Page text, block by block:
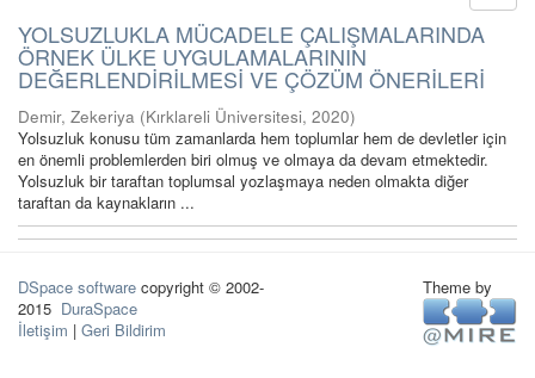
YOLSUZLUKLA MÜCADELE ÇALIŞMALARINDA
ÖRNEK ÜLKE UYGULAMALARININ
DEĞERLENDİRİLMESİ VE ÇÖZÜM ÖNERİLERİ
Demir, Zekeriya (Kırklareli Üniversitesi, 2020)
Yolsuzluk konusu tüm zamanlarda hem toplumlar hem de devletler için
en önemli problemlerden biri olmuş ve olmaya da devam etmektedir.
Yolsuzluk bir taraftan toplumsal yozlaşmaya neden olmakta diğer
taraftan da kaynakların ...
DSpace software copyright © 2002-
2015 DuraSpace
İletişim | Geri Bildirim
Theme by